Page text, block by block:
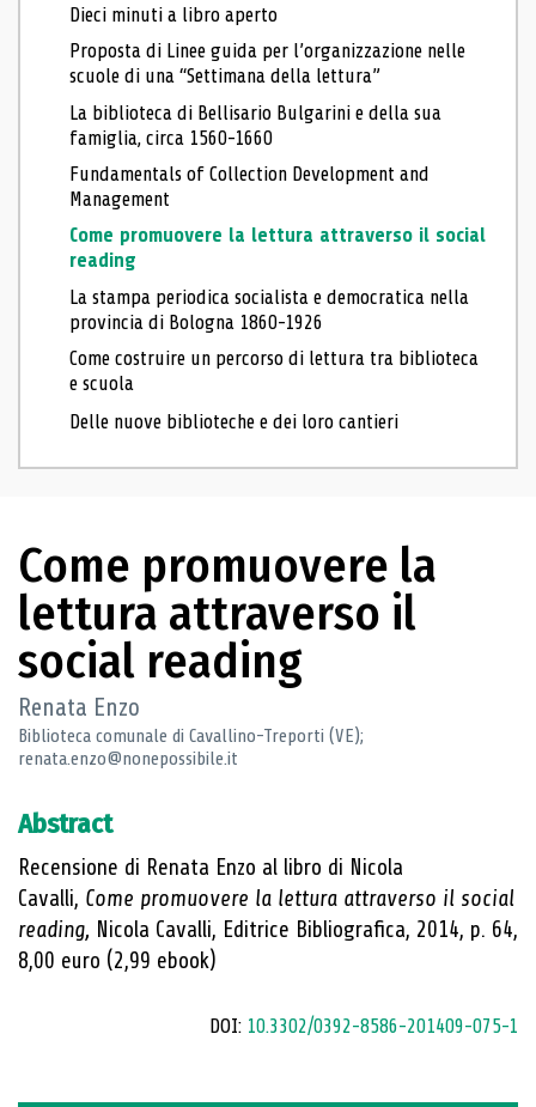
Dieci minuti a libro aperto
Proposta di Linee guida per l’organizzazione nelle
scuole di una “Settimana della lettura”
La biblioteca di Bellisario Bulgarini e della sua
famiglia, circa 1560-1660
Fundamentals of Collection Development and
Management
Come promuovere la lettura attraverso il social
reading
La stampa periodica socialista e democratica nella
provincia di Bologna 1860-1926
Come costruire un percorso di lettura tra biblioteca
e scuola
Delle nuove biblioteche e dei loro cantieri
Come promuovere la
lettura attraverso il
social reading
Renata Enzo
Biblioteca comunale di Cavallino-Treporti (VE);
renata.enzo@nonepossibile.it
Abstract
Recensione di Renata Enzo al libro di Nicola
Cavalli, Come promuovere la lettura attraverso il social
reading, Nicola Cavalli, Editrice Bibliografica, 2014, p. 64,
8,00 euro (2,99 ebook)
DOI: 10.3302/0392-8586-201409-075-1